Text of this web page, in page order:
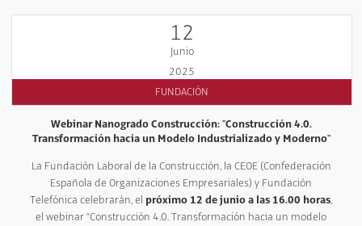
12
Junio
2025
FUNDACIÓN
Webinar Nanogrado Construcción: "Construcción 4.0.
Transformación hacia un Modelo Industrializado y Moderno"
La Fundación Laboral de la Construcción, la CEOE (Confederación
Española de Organizaciones Empresariales) y Fundación
Telefónica celebrarán, el próximo 12 de junio a las 16.00 horas,
el webinar “Construcción 4.0. Transformación hacia un modelo